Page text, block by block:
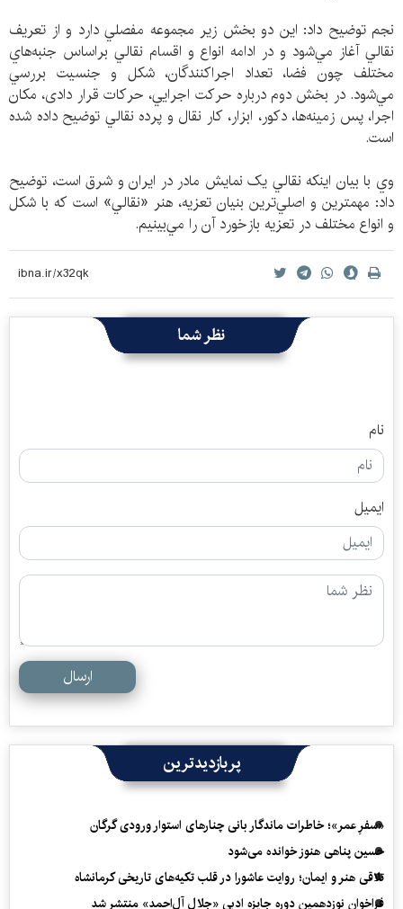
نجم توضيح داد: اين دو بخش زير مجموعه مفصلي دارد و از تعريف
نقالي آغاز مي‌شود و در ادامه انواع و اقسام نقالي براساس جنبه‌هاي
مختلف چون فضا، تعداد اجراكنندگان، شكل و جنسيت بررسي
مي‌شود. در بخش دوم درباره حركت اجرايي، حركات قرار دادی، مكان
اجرا، پس زمينه‌ها، دكور، ابزار، كار نقال و پرده نقالي توضيح داده شده
است.
وي با بيان اينكه نقالي يک نمايش مادر در ايران و شرق است، توضيح
داد: مهمترين و اصلي‌ترين بنيان تعزيه، هنر «نقالي» است كه با شكل
و انواع مختلف در تعزيه بازخورد آن را مي‌بينيم.
نظر شما
نام
ایمیل
ارسال
پربازدیدترین
«سفرِ عمر»؛ خاطرات ماندگار بانی چنارهای استوار ورودی گرگان
حسین پناهی هنوز خوانده می‌شود
تلاقی هنر و ایمان؛ روایت عاشورا در قلب تکیه‌های تاریخی کرمانشاه
فراخوان نوزدهمین دوره جایزه ادبی «جلال آل‌احمد» منتشر شد